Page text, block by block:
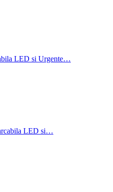
LED si Urgente…
LED si…